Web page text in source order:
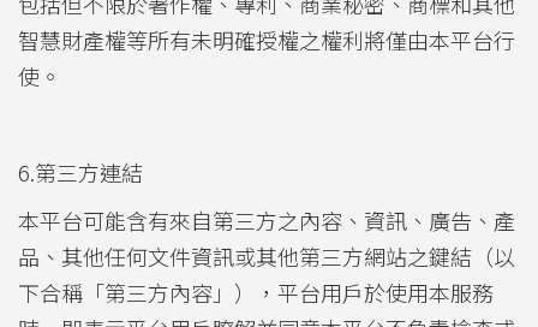
智慧財產權等所有未明確授權之權利將僅由本平台行
使。
6.第三方連結
本平台可能含有來自第三方之內容、資訊、廣告、產
品、其他任何文件資訊或其他第三方網站之鍵結（以
下合稱「第三方內容」），平台用戶於使用本服務